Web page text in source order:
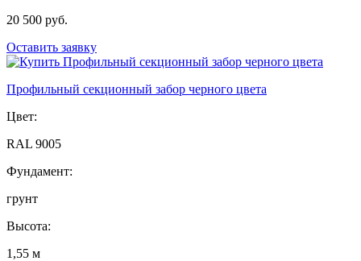
20 500 руб.
Оставить заявку
Профильный секционный забор черного цвета
Цвет:
RAL 9005
Фундамент:
грунт
Высота:
1,55 м